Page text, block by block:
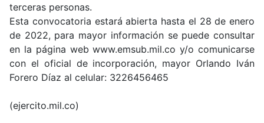
terceras personas.
Esta convocatoria estará abierta hasta el 28 de enero
de 2022, para mayor información se puede consultar
en la página web www.emsub.mil.co y/o comunicarse
con el oficial de incorporación, mayor Orlando Iván
Forero Díaz al celular: 3226456465
(ejercito.mil.co)